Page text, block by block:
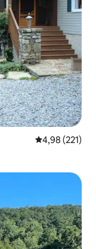
Средна
4,98 (221)